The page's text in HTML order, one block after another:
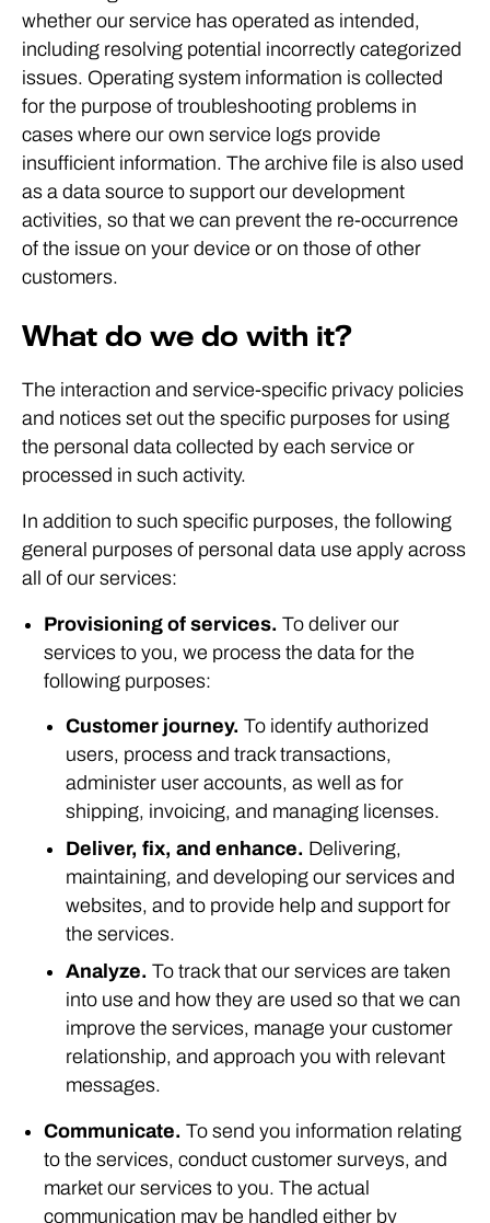
whether our service has operated as intended,
including resolving potential incorrectly categorized
issues. Operating system information is collected
for the purpose of troubleshooting problems in
cases where our own service logs provide
insufficient information. The archive file is also used
as a data source to support our development
activities, so that we can prevent the re-occurrence
of the issue on your device or on those of other
customers.
What do we do with it?
The interaction and service-specific privacy policies
and notices set out the specific purposes for using
the personal data collected by each service or
processed in such activity.
In addition to such specific purposes, the following
general purposes of personal data use apply across
all of our services:
Provisioning of services. To deliver our
services to you, we process the data for the
following purposes:
Customer journey. To identify authorized
users, process and track transactions,
administer user accounts, as well as for
shipping, invoicing, and managing licenses.
Deliver, fix, and enhance. Delivering,
maintaining, and developing our services and
websites, and to provide help and support for
the services.
Analyze. To track that our services are taken
into use and how they are used so that we can
improve the services, manage your customer
relationship, and approach you with relevant
messages.
Communicate. To send you information relating
to the services, conduct customer surveys, and
market our services to you. The actual
communication may be handled either by